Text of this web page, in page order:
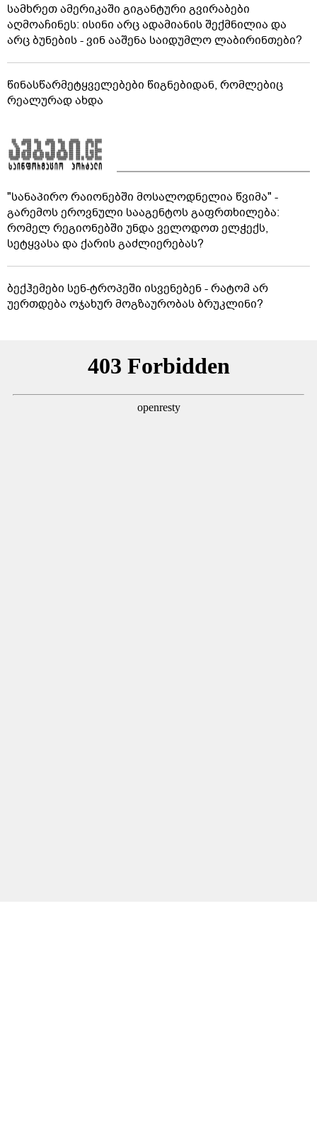
სამხრეთ ამერიკაში გიგანტური გვირაბები
აღმოაჩინეს: ისინი არც ადამიანის შექმნილია და
არც ბუნების - ვინ ააშენა საიდუმლო ლაბირინთები?
წინასწარმეტყველებები წიგნებიდან, რომლებიც
რეალურად ახდა
"სანაპირო რაიონებში მოსალოდნელია წვიმა" -
გარემოს ეროვნული სააგენტოს გაფრთხილება:
რომელ რეგიონებში უნდა ველოდოთ ელჭექს,
სეტყვასა და ქარის გაძლიერებას?
ბექჰემები სენ-ტროპეში ისვენებენ - რატომ არ
უერთდება ოჯახურ მოგზაურობას ბრუკლინი?